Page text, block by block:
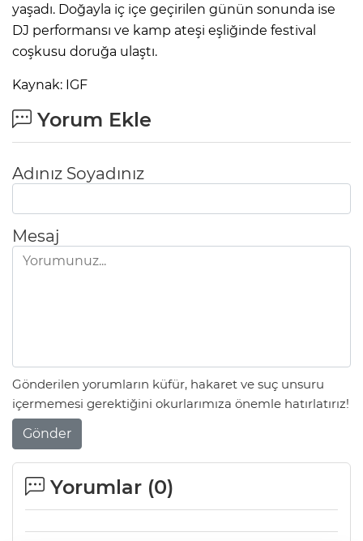
yaşadı. Doğayla iç içe geçirilen günün sonunda ise
DJ performansı ve kamp ateşi eşliğinde festival
coşkusu doruğa ulaştı.
Kaynak: IGF
Yorum Ekle
Adınız Soyadınız
Mesaj
Gönderilen yorumların küfür, hakaret ve suç unsuru
içermemesi gerektiğini okurlarımıza önemle hatırlatırız!
Gönder
Yorumlar (0)